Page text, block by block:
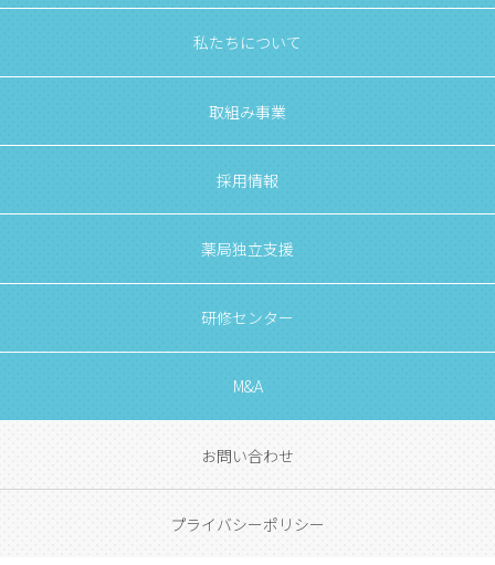
私たちについて
取組み事業
採用情報
薬局独立支援
研修センター
M&A
お問い合わせ
プライバシーポリシー